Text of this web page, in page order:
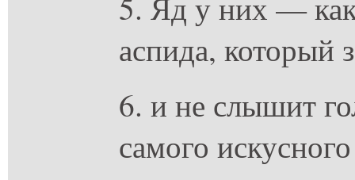
аспида, который
6. и не слышит
самого